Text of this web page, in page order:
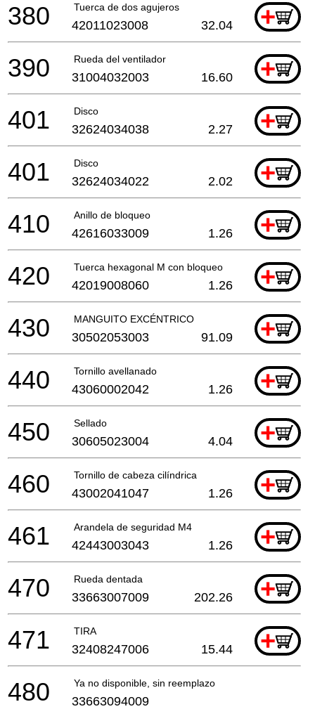
Tuerca de dos agujeros +
380 42011023008 32.04
Rueda del ventilador +
390 31004032003 16.60
Disco +
401 32624034038 2.27
Disco +
401 32624034022 2.02
Anillo de bloqueo +
410 42616033009 1.26
Tuerca hexagonal M con bloqueo +
420 42019008060 1.26
MANGUITO EXCÉNTRICO +
430 30502053003 91.09
Tornillo avellanado +
440 43060002042 1.26
Sellado +
450 30605023004 4.04
Tornillo de cabeza cilíndrica +
460 43002041047 1.26
Arandela de seguridad M4 +
461 42443003043 1.26
Rueda dentada +
470 33663007009 202.26
TIRA +
471 32408247006 15.44
Ya no disponible, sin reemplazo
480 33663094009